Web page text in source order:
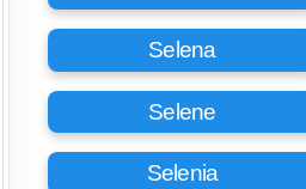
Selena
Selene
Selenia